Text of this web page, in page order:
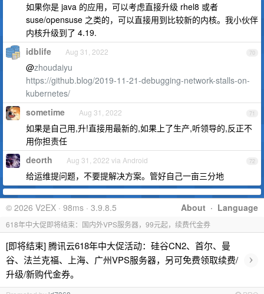
如果你是 java 的应用，可以考虑直接升级 rhel8 或者
suse/opensuse 之类的，可以直接用到比较新的内核。我小伙伴
内核升级到了 4.19.
70
idblife Aug 31, 2022
@zhoudaiyu
https://github.blog/2019-11-21-debugging-network-stalls-on-
kubernetes/
71
sometime Aug 31, 2022
如果是自己用,升!直接用最新的,如果上了生产,听领导的,反正不
用你担责任
72
deorth Aug 31, 2022 via Android
给运维提问题，不要提解决方案。管好自己一亩三分地
About · Language
© 2026 V2EX · 98ms · 3.9.8.5
618年中大促即将结束：国内外VPS服务器，99元起，续费代金券
[即将结束] 腾讯云618年中大促活动：硅谷CN2、首尔、曼
谷、法兰克福、上海、广州VPS服务器，另可免费领取续费/
升级/新购代金券。
›